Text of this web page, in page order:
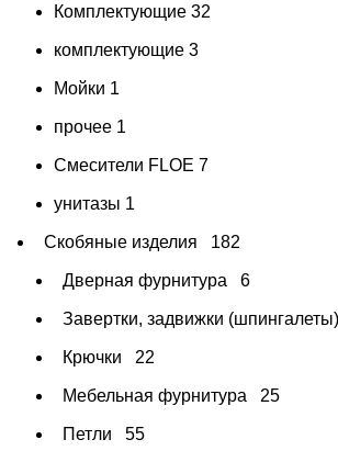
Комплектующие 32
комплектующие 3
Мойки 1
прочее 1
Смесители FLOE 7
унитазы 1
Скобяные изделия 182
Дверная фурнитура 6
Завертки, задвижки (шпингалеты)
Крючки 22
Мебельная фурнитура 25
Петли 55